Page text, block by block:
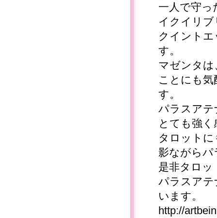
一人で守っ
イクイリ
クイント
す。
マゼンタは
ことにも
す。
パラスア
とても強
タロット
影ながら
是非タロッ
パラスア
います。
http://